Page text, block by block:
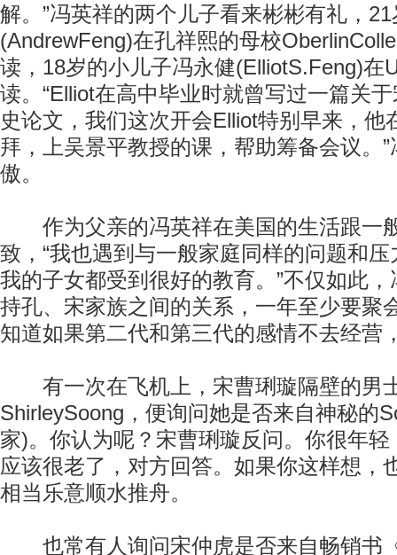
解。”冯英祥的两个儿子看来彬彬有礼，
(AndrewFeng)在孔祥熙的母校
读，18岁的小儿子冯永健(ElliotS.Feng)在
读。“Elliot在高中毕业时就曾写过一篇关
史论文，我们这次开会Elliot特别早来，他
拜，上吴景平教授的课，帮助筹备会议。
傲。
作为父亲的冯英祥在美国的生活跟一
致，“我也遇到与一般家庭同样的问题和
我的子女都受到很好的教育。”不仅如此
持孔、宋家族之间的关系，一年至少要聚
知道如果第二代和第三代的感情不去经营
有一次在飞机上，宋曹琍璇隔壁的男
ShirleySoong，便询问她是否来自神秘的
家)。你认为呢？宋曹琍璇反问。你很年
应该很老了，对方回答。如果你这样想，
相当乐意顺水推舟。
也常有人询问宋仲虎是否来自畅销书